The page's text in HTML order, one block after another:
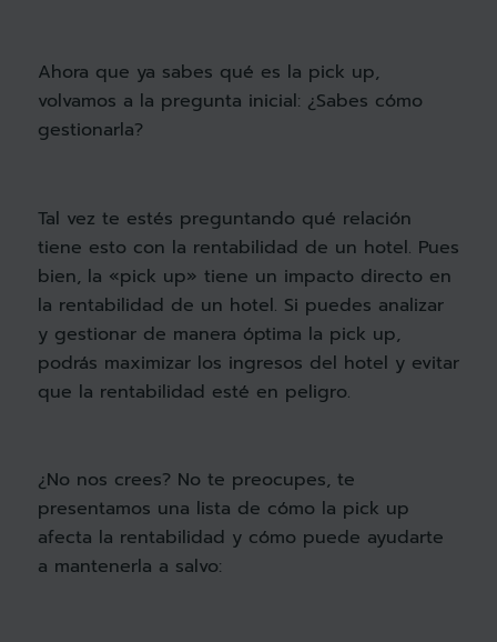
Ahora que ya sabes qué es la pick up,
volvamos a la pregunta inicial: ¿Sabes cómo
gestionarla?
Tal vez te estés preguntando qué relación
tiene esto con la rentabilidad de un hotel. Pues
bien, la «pick up» tiene un impacto directo en
la rentabilidad de un hotel. Si puedes analizar
y gestionar de manera óptima la pick up,
podrás maximizar los ingresos del hotel y evitar
que la rentabilidad esté en peligro.
¿No nos crees? No te preocupes, te
presentamos una lista de cómo la pick up
afecta la rentabilidad y cómo puede ayudarte
a mantenerla a salvo: